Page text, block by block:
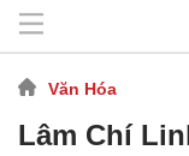
Văn Hóa
Lâm Chí